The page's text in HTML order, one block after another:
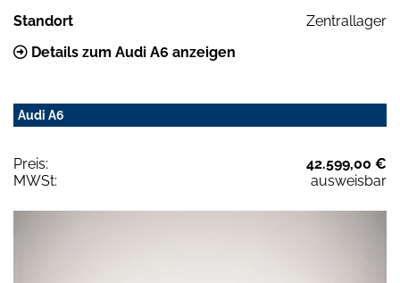
Standort
Zentrallager
Details zum Audi A6 anzeigen
Audi A6
Preis:
42.599,00 €
MWSt:
ausweisbar